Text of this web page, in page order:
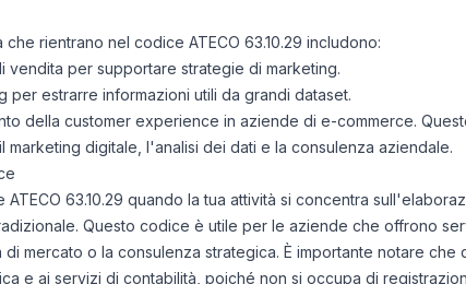
rientrano nel codice ATECO 63.10.29 includono:
vendita per supportare strategie di marketing.
per estrarre informazioni utili da grandi dataset.
della customer experience in aziende di e-commerce.
marketing digitale, l'analisi dei dati e la consulenza aziendale.
63.10.29 quando la tua attività si concentra
Questo codice è utile per le aziende che offrono
mercato o la consulenza strategica. È importante notare
e ai servizi di contabilità, poiché non si occupa di